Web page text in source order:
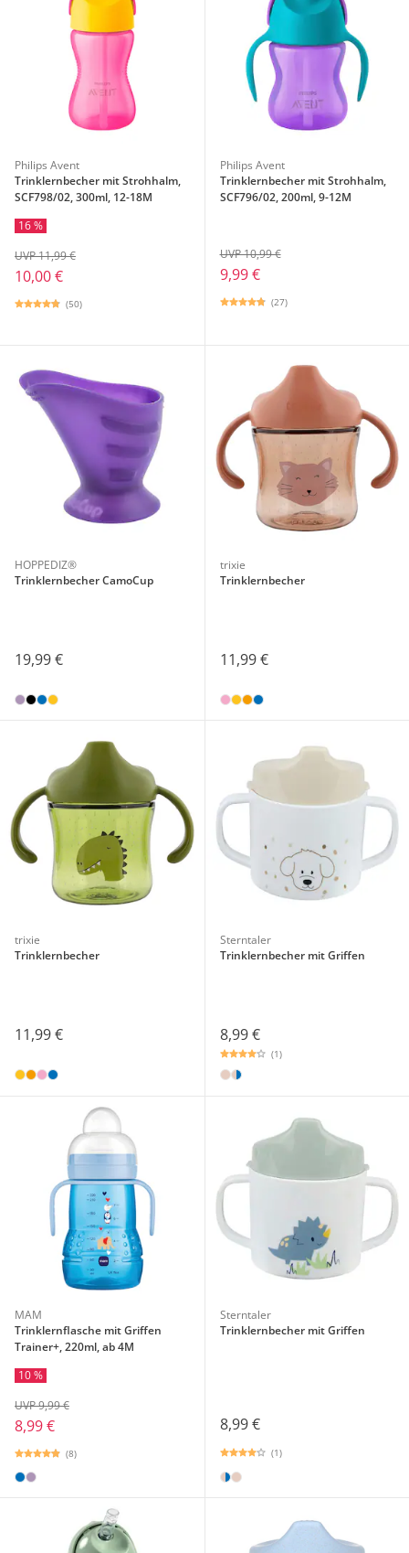
Philips Avent
Trinklernbecher mit Strohhalm,
SCF798/02, 300ml, 12-18M
16 %
10,00 €
UVP 11,99 €
(50)
Philips Avent
Trinklernbecher mit Strohhalm,
SCF796/02, 200ml, 9-12M
9,99 €
UVP 10,99 €
(27)
HOPPEDIZ®
Trinklernbecher CamoCup
19,99 €
trixie
Trinklernbecher
11,99 €
trixie
Trinklernbecher
11,99 €
Sterntaler
Trinklernbecher mit Griffen
8,99 €
(1)
MAM
Trinklernflasche mit Griffen
Trainer+, 220ml, ab 4M
10 %
8,99 €
UVP 9,99 €
(8)
Sterntaler
Trinklernbecher mit Griffen
8,99 €
(1)